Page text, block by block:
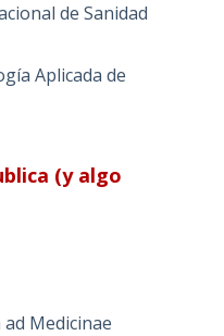
de Sanidad
Aplicada de
(y algo
Medicinae